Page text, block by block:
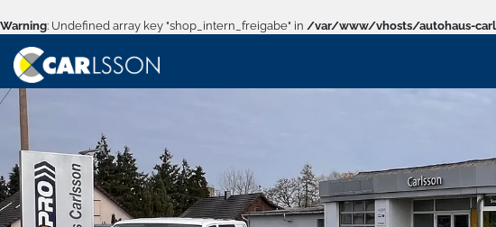
Warning: Undefined array key "shop_intern_freigabe" in /var/www/vhosts/autohaus-